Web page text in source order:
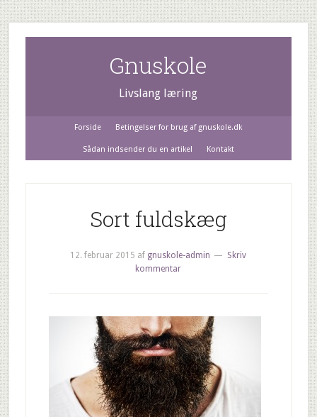
Gnuskole
Livslang læring
Forside Betingelser for brug af gnuskole.dk
Sådan indsender du en artikel Kontakt
Sort fuldskæg
12. februar 2015 af gnuskole-admin
Skriv
kommentar